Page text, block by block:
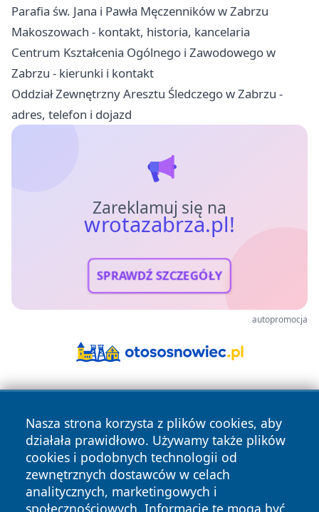
Parafia św. Jana i Pawła Męczenników w Zabrzu
Makoszowach - kontakt, historia, kancelaria
Centrum Kształcenia Ogólnego i Zawodowego w
Zabrzu - kierunki i kontakt
Oddział Zewnętrzny Aresztu Śledczego w Zabrzu -
adres, telefon i dojazd
Zareklamuj się na
wrotazabrza.pl!
SPRAWDŹ SZCZEGÓŁY
autopromocja
Nasza strona korzysta z plików cookies, aby
działała prawidłowo. Używamy także plików
cookies i podobnych technologii od
zewnętrznych dostawców w celach
analitycznych, marketingowych i
społecznościowych. Informacje te mogą być
Copyright © 2026 wrotazabrza.pl Wszystkie prawa
zastrzeżone.